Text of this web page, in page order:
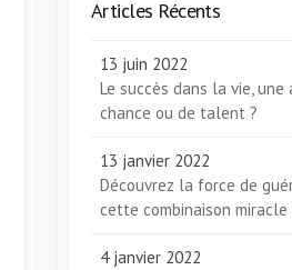
Articles Récents
13 juin 2022
Le succès dans la vie,
chance ou de talent ?
13 janvier 2022
Découvrez la force de
cette combinaison miracle
4 janvier 2022